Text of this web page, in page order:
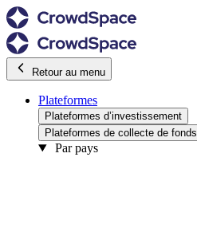
Retour au menu
Plateformes
Plateformes d’investissement
Plateformes de collecte de fonds
Par pays